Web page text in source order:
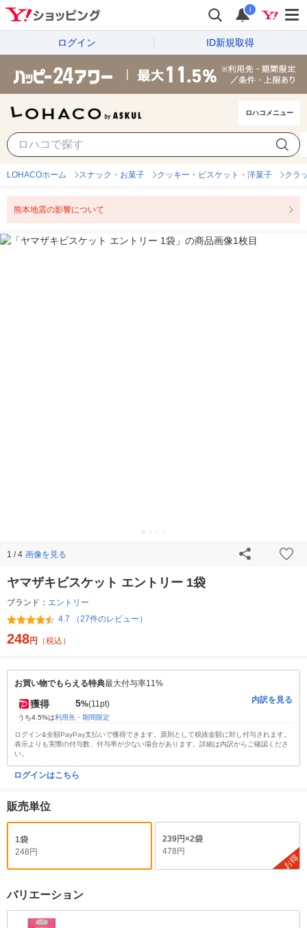
i
ログイン ID新規取得
ロハコメニュー
LOHACOホーム スナック・お菓子 クッキー・ビスケット・洋菓子 クラ
熊本地震の影響について
1 / 4 画像を見る
ヤマザキビスケット エントリー 1袋
ブランド： エントリー
4.7 （27件のレビュー）
248円 （税込）
お買い物でもらえる特典最大付与率11%
獲得 5%(11pt)
うち4.5%は利用先・期間限定
内訳を見る
ログイン&全額PayPay支払いで獲得できます。原則として税抜金額に対し付与されます。
表示よりも実際の付与数、付与率が少ない場合があります。詳細は内訳からご確認くださ
い。
ログインはこちら
販売単位
1袋
248円
239円×2袋
478円
お得
バリエーション